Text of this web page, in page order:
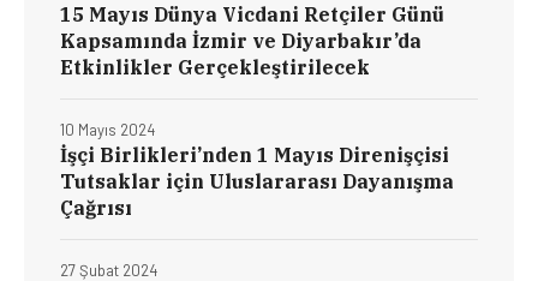
15 Mayıs Dünya Vicdani Retçiler Günü
Kapsamında İzmir ve Diyarbakır’da
Etkinlikler Gerçekleştirilecek
İşçi Birlikleri’nden 1 Mayıs Direnişçisi
Tutsaklar için Uluslararası Dayanışma
Çağrısı
10 Mayıs 2024
27 Şubat 2024